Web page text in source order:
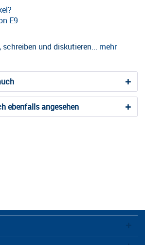
E9
schreiben und diskutieren... mehr
ebenfalls angesehen